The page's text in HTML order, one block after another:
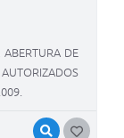
VISUALIZAR
DE